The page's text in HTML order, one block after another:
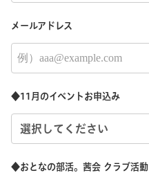
メールアドレス
◆11月のイベントお申込み
◆おとなの部活。茜会 クラブ活動